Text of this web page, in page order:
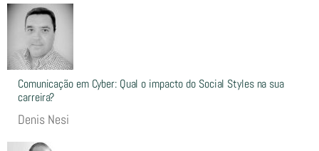
Comunicação em Cyber: Qual o impacto do Social Styles na sua
carreira?
Denis Nesi